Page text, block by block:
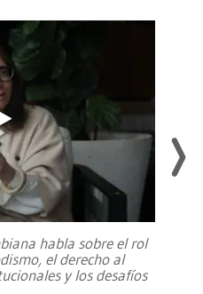
habla sobre el rol
el derecho al
y los desafíos